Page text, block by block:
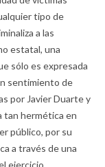
tipo de
a las
estatal, una
sólo es expresada
sentimiento de
por Javier Duarte y
tan hermética en
público, por su
a través de una